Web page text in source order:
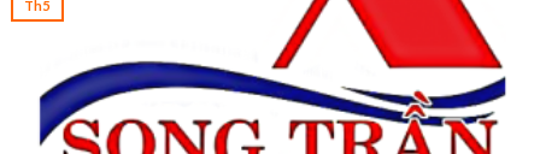
Th5